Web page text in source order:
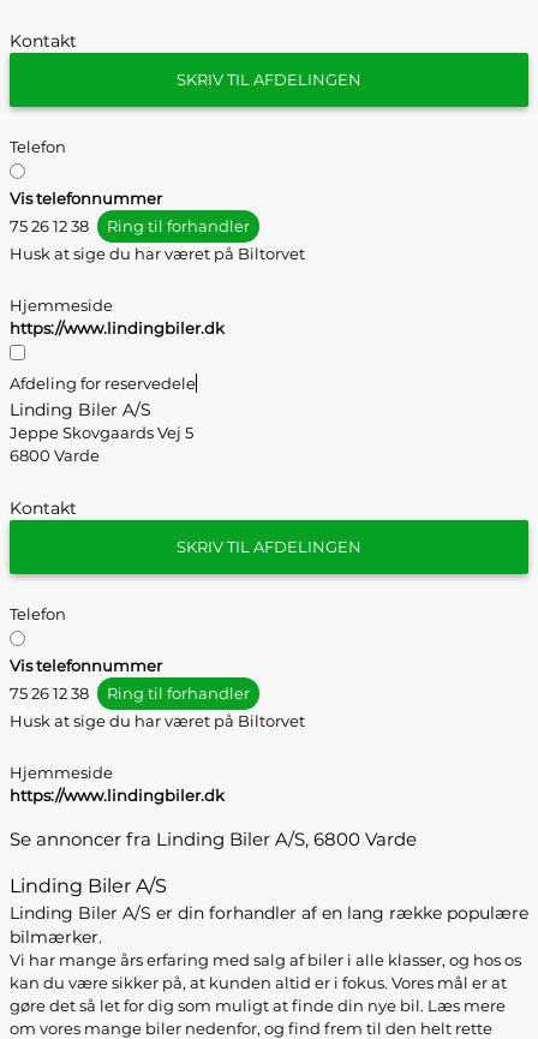
Kontakt
SKRIV TIL AFDELINGEN
Telefon
Vis telefonnummer
75 26 12 38
Ring til forhandler
Husk at sige du har været på Biltorvet
Hjemmeside
https://www.lindingbiler.dk
Afdeling for reservedele
Linding Biler A/S
Jeppe Skovgaards Vej 5
6800 Varde
Kontakt
SKRIV TIL AFDELINGEN
Telefon
Vis telefonnummer
75 26 12 38
Ring til forhandler
Husk at sige du har været på Biltorvet
Hjemmeside
https://www.lindingbiler.dk
Se annoncer fra Linding Biler A/S, 6800 Varde
Linding Biler A/S
Linding Biler A/S er din forhandler af en lang række populære
bilmærker.
Vi har mange års erfaring med salg af biler i alle klasser, og hos os
kan du være sikker på, at kunden altid er i fokus. Vores mål er at
gøre det så let for dig som muligt at finde din nye bil. Læs mere
om vores mange biler nedenfor, og find frem til den helt rette